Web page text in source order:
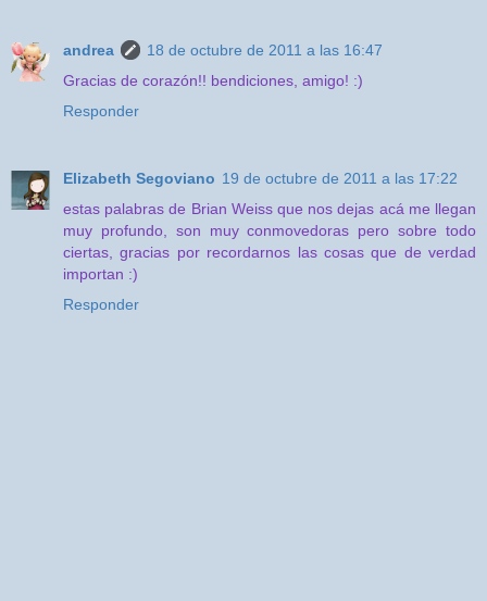
andrea
18 de octubre de 2011 a las 16:47
Gracias de corazón!! bendiciones, amigo! :)
Responder
Elizabeth Segoviano 19 de octubre de 2011 a las 17:22
estas palabras de Brian Weiss que nos dejas acá me llegan
muy profundo, son muy conmovedoras pero sobre todo
ciertas, gracias por recordarnos las cosas que de verdad
importan :)
Responder